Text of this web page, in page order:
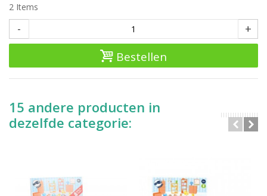
2 Items
- +
Bestellen
15 andere producten in
dezelfde categorie: